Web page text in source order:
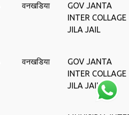
वनखडिया
GOV JANTA
INTER COLLAGE
JILA JAIL
वनखडिया
GOV JANTA
INTER COLLAGE
JILA JAIL